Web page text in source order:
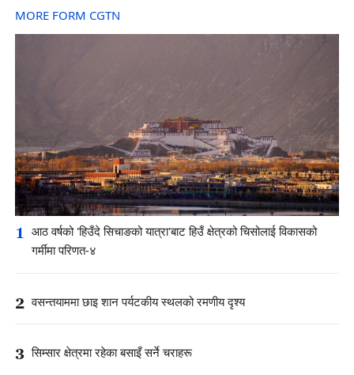
MORE FORM CGTN
1 आठ वर्षको 'हिउँदे सिचाङको यात्रा'बाट हिउँ क्षेत्रको चिसोलाई विकासको
गर्मीमा परिणत-४
2 वसन्तयाममा छाइ शान पर्यटकीय स्थलको रमणीय दृश्य
3 सिम्सार क्षेत्रमा रहेका बसाइँ सर्ने चराहरू